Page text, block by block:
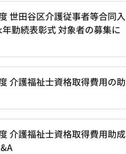
世田谷区介護従事者等合同入
勤続表彰式 対象者の募集に
介護福祉士資格取得費用の助
介護福祉士資格取得費用助成